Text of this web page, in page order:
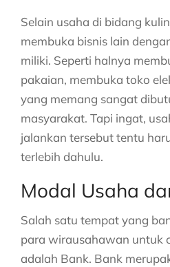
Selain usaha di bidang
membuka bisnis lain
miliki. Seperti halnya
pakaian, membuka toko
yang memang sangat
masyarakat. Tapi ingat,
jalankan tersebut tentu
terlebih dahulu.
Modal Usaha
Salah satu tempat yang
para wirausahawan untuk
adalah Bank. Bank